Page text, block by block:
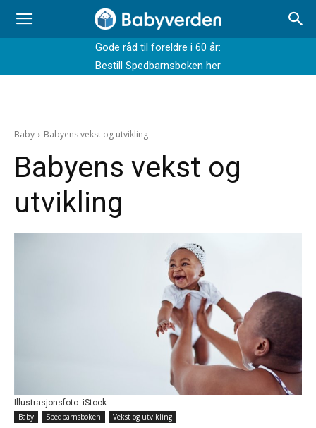
Gode råd til foreldre i 60 år:
Bestill Spedbarnsboken her
Baby Babyens vekst og utvikling
Babyens vekst og
utvikling
Illustrasjonsfoto: iStock
Baby
Spedbarnsboken Vekst og utvikling